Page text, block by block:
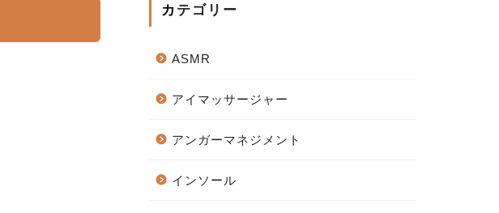
カテゴリー
ASMR
アイマッサージャー
アンガーマネジメント
インソール